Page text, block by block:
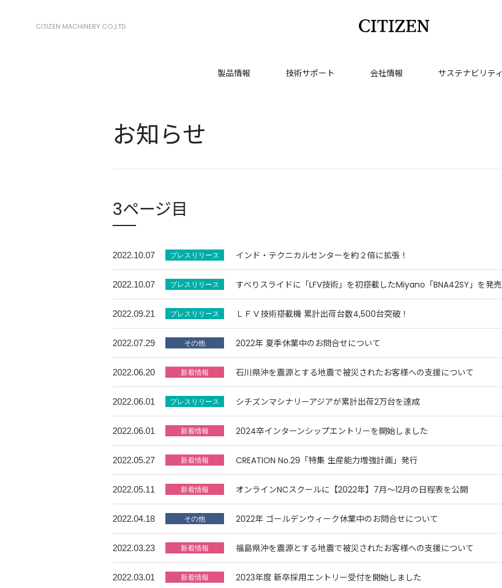
CITIZEN MACHINERY CO.,LTD.
製品情報 技術サポート 会社情報 サステナビリティ
お知らせ
3ページ目
2022.10.07 インド・テクニカルセンターを約２倍に拡張！
2022.10.07 すべりスライドに「LFV技術」を初搭載したMiyano「BNA42SY」を発売
2022.09.21 ＬＦＶ技術搭載機 累計出荷台数4,500台突破！
2022.07.29 2022年 夏季休業中のお問合せについて
2022.06.20 石川県沖を震源とする地震で被災されたお客様への支援について
2022.06.01 シチズンマシナリーアジアが累計出荷2万台を達成
2022.06.01 2024卒インターンシップエントリーを開始しました
2022.05.27 CREATION No.29「特集 生産能力増強計画」発行
2022.05.11 オンラインNCスクールに【2022年】7月～12月の日程表を公開
2022.04.18 2022年 ゴールデンウィーク休業中のお問合せについて
2022.03.23 福島県沖を震源とする地震で被災されたお客様への支援について
2022.03.01 2023年度 新卒採用エントリー受付を開始しました